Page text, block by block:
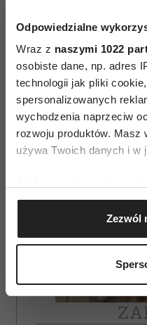
Odpowiedzialne
Wraz z naszymi 1022
osobiste dane, np. adres
technologii jak pliki
spersonalizowanych
wychodzenia naprzeciw
rozwoju produktów. Masz
używa Twoich danych i w
Gromadzić dane
geograficznej z
Identyfikować
(fingerprinting, czyli
dane są przetwarzane
Zezwól